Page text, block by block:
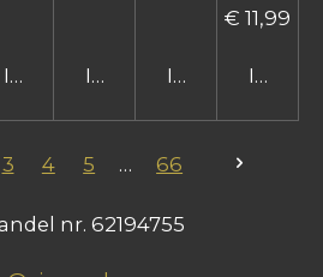
In winkelwagenIn winkelwagen
In
€ 11,99
In
3 4 5 66
nr. 62194755